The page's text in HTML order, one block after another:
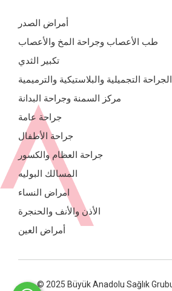
أمراض الصدر
طب الأعصاب وجراحة المخ والأعصاب
تكبير الثدي
الجراحة التجميلية والبلاستيكية والترميمية
مركز السمنة وجراحة البدانة
جراحة عامة
جراحة الأطفال
جراحة العظام والكسور
المسالك البوليه
امراض النساء
الأذن والأنف والحنجرة
أمراض العين